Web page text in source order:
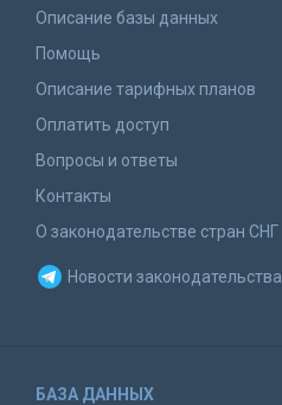
Описание базы данных
Помощь
Описание тарифных планов
Оплатить доступ
Вопросы и ответы
Контакты
О законодательстве стран СНГ
Новости законодательства
БАЗА ДАННЫХ